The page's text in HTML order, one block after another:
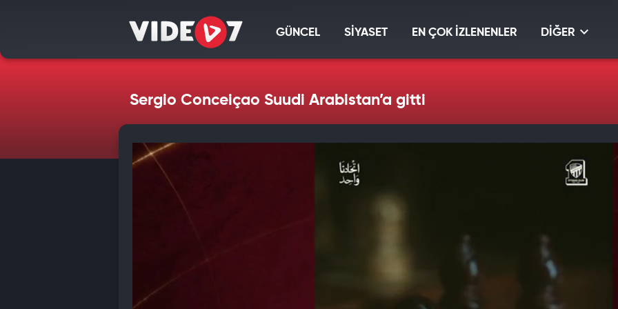
GÜNCEL SİYASET EN ÇOK İZLENENLER DİĞER
Sergio Conceiçao Suudi Arabistan’a gitti